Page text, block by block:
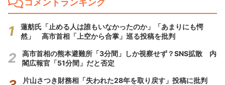
コメントランキング
蓮舫氏「止める人は誰もいなかったのか」「あまりにも愕
然」 高市首相「上空から合掌」巡る投稿を批判
高市首相の熊本避難所「3分間」しか視察せず？SNS拡散 内
閣広報官「51分間」だと否定
片山さつき財務相「失われた28年を取り戻す」投稿に批判